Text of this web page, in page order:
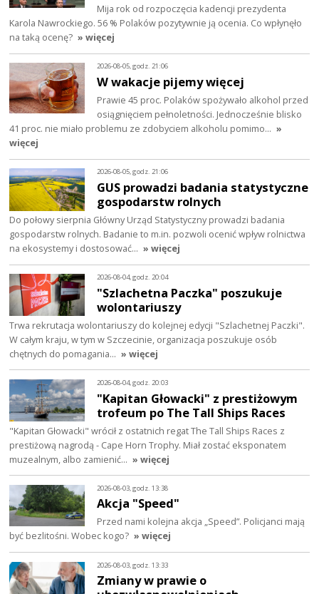
Mija rok od rozpoczęcia kadencji prezydenta
Karola Nawrockiego. 56 % Polaków pozytywnie ją ocenia. Co wpłynęło
na taką ocenę? » więcej
2026-08-05, godz. 21:06
W wakacje pijemy więcej
Prawie 45 proc. Polaków spożywało alkohol przed
osiągnięciem pełnoletności. Jednocześnie blisko
41 proc. nie miało problemu ze zdobyciem alkoholu pomimo… »
więcej
2026-08-05, godz. 21:06
GUS prowadzi badania statystyczne
gospodarstw rolnych
Do połowy sierpnia Główny Urząd Statystyczny prowadzi badania
gospodarstw rolnych. Badanie to m.in. pozwoli ocenić wpływ rolnictwa
na ekosystemy i dostosować… » więcej
2026-08-04, godz. 20:04
"Szlachetna Paczka" poszukuje
wolontariuszy
Trwa rekrutacja wolontariuszy do kolejnej edycji "Szlachetnej Paczki".
W całym kraju, w tym w Szczecinie, organizacja poszukuje osób
chętnych do pomagania… » więcej
2026-08-04, godz. 20:03
"Kapitan Głowacki" z prestiżowym
trofeum po The Tall Ships Races
"Kapitan Głowacki" wrócił z ostatnich regat The Tall Ships Races z
prestiżową nagrodą - Cape Horn Trophy. Miał zostać eksponatem
muzealnym, albo zamienić… » więcej
2026-08-03, godz. 13:38
Akcja "Speed"
Przed nami kolejna akcja „Speed”. Policjanci mają
być bezlitośni. Wobec kogo? » więcej
2026-08-03, godz. 13:33
Zmiany w prawie o